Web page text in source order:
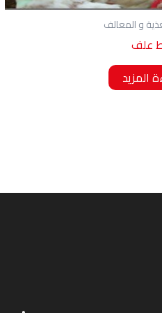
و المعالف
علف
المزيد